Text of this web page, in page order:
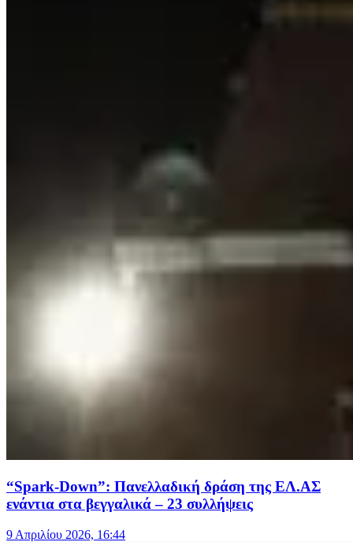
“Spark-Down”: Πανελλαδική δράση της ΕΛ.ΑΣ
ενάντια στα βεγγαλικά – 23 συλλήψεις
9 Απριλίου 2026, 16:44